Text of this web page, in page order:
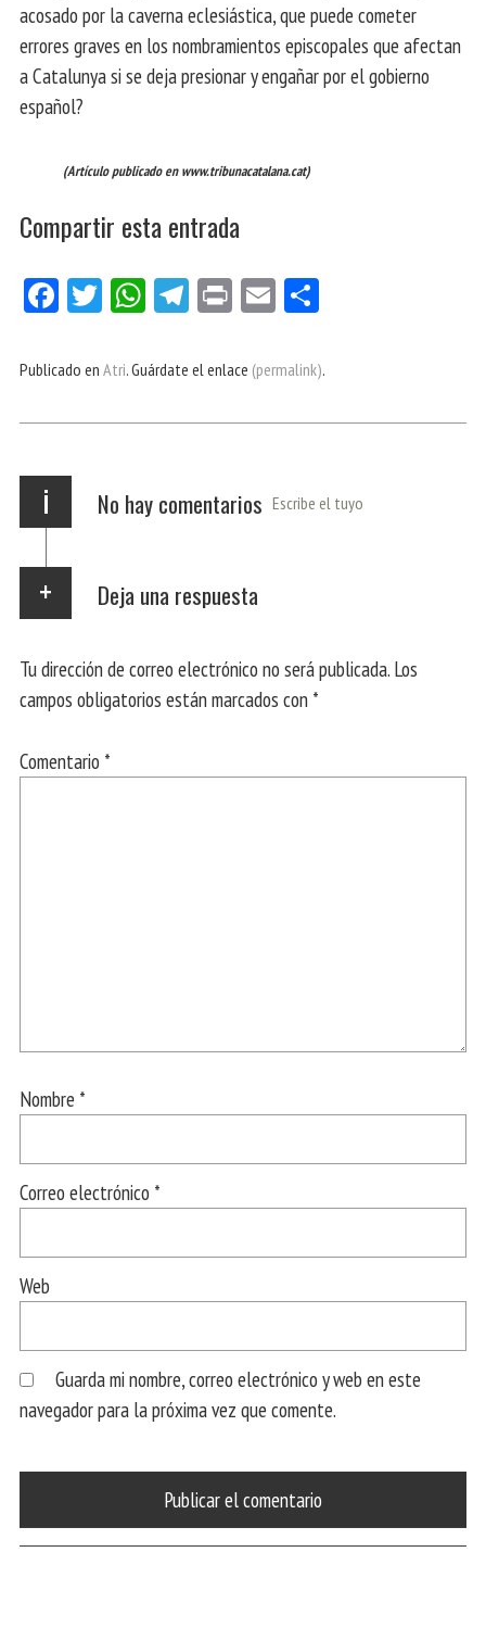
acosado por la caverna eclesiástica, que puede cometer
errores graves en los nombramientos episcopales que afectan
a Catalunya si se deja presionar y engañar por el gobierno
español?
(Artículo publicado en www.tribunacatalana.cat)
Compartir esta entrada
Fa
bo
Tw
er
W
ts
p
Te
gr
m
Pri E
ail pa
r
Publicado en Atri. Guárdate el enlace (permalink).
i No hay comentarios Escribe el tuyo
Deja una respuesta
Tu dirección de correo electrónico no será publicada. Los
campos obligatorios están marcados con *
Comentario *
Nombre *
Correo electrónico *
Web
Guarda mi nombre, correo electrónico y web en este
navegador para la próxima vez que comente.